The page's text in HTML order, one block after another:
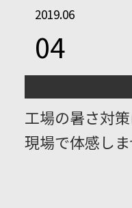
2019.06
04
工場の暑さ対
現場で体感し